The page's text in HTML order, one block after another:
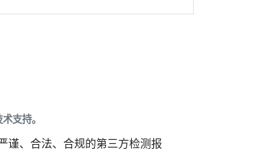
支持。
谨、合法、合规的第三方检测报